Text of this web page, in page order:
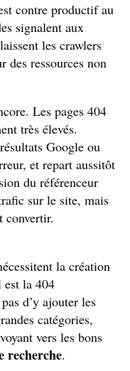
contre productif au
signalent aux
les crawlers
des ressources non
Les pages 404
très élevés.
Google ou
et repart aussitôt
du référenceur
sur le site, mais
convertir.
la création
est la 404
d’y ajouter les
catégories,
vers les bons
recherche.